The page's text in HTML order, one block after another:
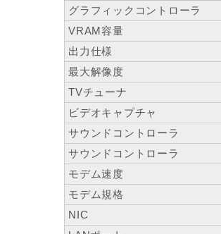
グラフィックコントローラ
VRAM容量
出力仕様
最大解像度
TVチューナ
ビデオキャプチャ
サウンドコントローラ
サウンドコントローラ
モデム速度
モデム規格
NIC